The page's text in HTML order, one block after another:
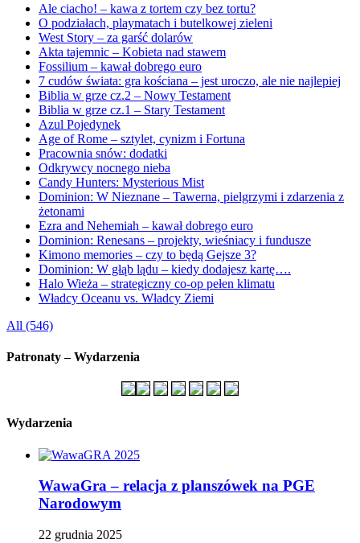
Ale ciacho! – kawa z tortem czy bez tortu?
O podziałach, playmatach i butelkowej zieleni
West Story – za garść dolarów
Akta tajemnic – Kobieta nad stawem
Fossilium – kawał dobrego euro
7 cudów świata: gra kościana – jest uroczo, ale nie najlepiej
Biblia w grze cz.2 – Nowy Testament
Biblia w grze cz.1 – Stary Testament
Azul Pojedynek
Age of Rome – sztylet, cynizm i Fortuna
Pracownia snów: dodatki
Odkrywcy nocnego nieba
Candy Hunters: Mysterious Mist
Dominion: W Nieznane – Tawerna, pielgrzymi i zdarzenia z
żetonami
Ezra and Nehemiah – kawał dobrego euro
Dominion: Renesans – projekty, wieśniacy i fundusze
Kimono memories – czy to będą Gejsze 3?
Dominion: W głąb lądu – kiedy dodajesz kartę….
Halo Wieża – strategiczny co-op pełen klimatu
Władcy Oceanu vs. Władcy Ziemi
All (546)
Patronaty – Wydarzenia
Wydarzenia
WawaGra – relacja z planszówek na PGE
Narodowym
22 grudnia 2025